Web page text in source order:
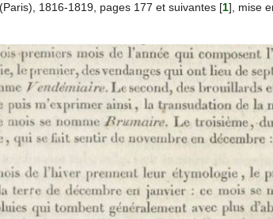
1816-1819, pages 177 et suivantes[1], mise